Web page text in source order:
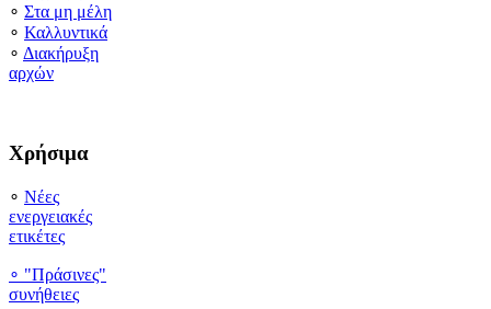
∘ Στα μη μέλη
∘ Καλλυντικά
∘ Διακήρυξη
αρχών
Χρήσιμα
∘ Νέες
ενεργειακές
ετικέτες
∘ "Πράσινες"
συνήθειες